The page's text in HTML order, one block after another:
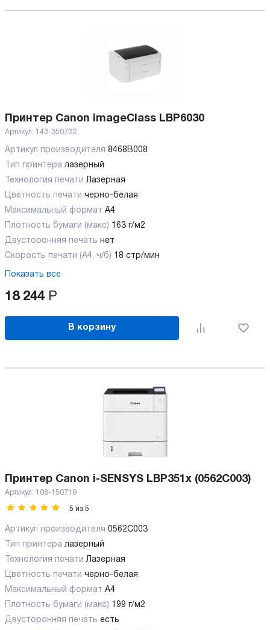
Принтер Canon imageClass LBP6030
Артикул: 143-350732
Артикул производителя 8468B008
Тип принтера лазерный
Технология печати Лазерная
Цветность печати черно-белая
Максимальный формат А4
Плотность бумаги (макс) 163 г/м2
Двусторонняя печать нет
Скорость печати (А4, ч/б) 18 стр/мин
Показать все
18 244 Р
В корзину
Принтер Canon i-SENSYS LBP351x (0562C003)
Артикул: 108-150719
5 из 5
Артикул производителя 0562C003
Тип принтера лазерный
Технология печати Лазерная
Цветность печати черно-белая
Максимальный формат А4
Плотность бумаги (макс) 199 г/м2
Двусторонняя печать есть